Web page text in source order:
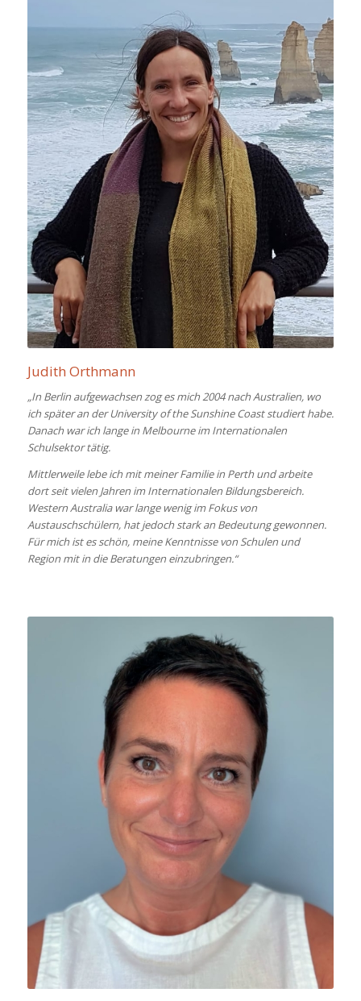
Judith Orthmann
„In Berlin aufgewachsen zog es mich 2004 nach Australien, wo
ich später an der University of the Sunshine Coast studiert habe.
Danach war ich lange in Melbourne im Internationalen
Schulsektor tätig.
Mittlerweile lebe ich mit meiner Familie in Perth und arbeite
dort seit vielen Jahren im Internationalen Bildungsbereich.
Western Australia war lange wenig im Fokus von
Austauschschülern, hat jedoch stark an Bedeutung gewonnen.
Für mich ist es schön, meine Kenntnisse von Schulen und
Region mit in die Beratungen einzubringen.“